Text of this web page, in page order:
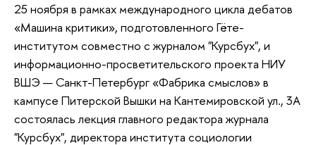
25 ноября в рамках международного цикла дебатов
«Машина критики», подготовленного Гёте-
институтом совместно с журналом "Курсбух", и
информационно-просветительского проекта НИУ
ВШЭ — Санкт-Петербург «Фабрика смыслов» в
кампусе Питерской Вышки на Кантемировской ул., 3А
состоялась лекция главного редактора журнала
"Курсбух", директора института социологии